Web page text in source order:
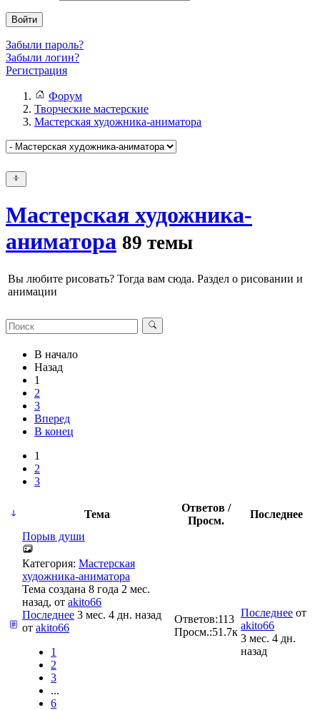
Войти
Забыли пароль?
Забыли логин?
Регистрация
Форум
Творческие мастерские
Мастерская художника-аниматора
Мастерская художника-
аниматора 89 темы
Вы любите рисовать? Тогда вам сюда. Раздел о рисовании и
анимации
В начало
Назад
1
2
3
Вперед
В конец
1
2
3
Тема
Ответов /
Просм.
Последнее
Порыв души
Категория: Мастерская
художника-аниматора
Тема создана 8 года 2 мес.
назад, от akito66
Последнее 3 мес. 4 дн. назад
от akito66
1
2
3
...
6
Ответов:113
Просм.:51.7к
Последнее от
akito66
3 мес. 4 дн.
назад